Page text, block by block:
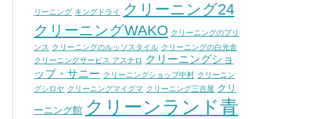
リーニング キングドライ クリーニング24
クリーニングWAKO クリーニングのプリ
ンス クリーニングのルッソスタイル クリーニングの白光舎
クリーニングサービス アスナロ
クリーニングショ
ップ・サニー クリーニングショップ中村 クリーニン
グシロヤ クリーニングマイグマ クリーニング三吉屋 クリ
ーニング館 クリーンランド青